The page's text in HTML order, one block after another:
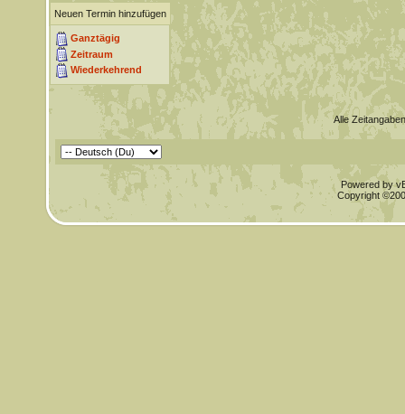
Neuen Termin hinzufügen
Ganztägig
Zeitraum
Wiederkehrend
Alle
Powered by
Copyright